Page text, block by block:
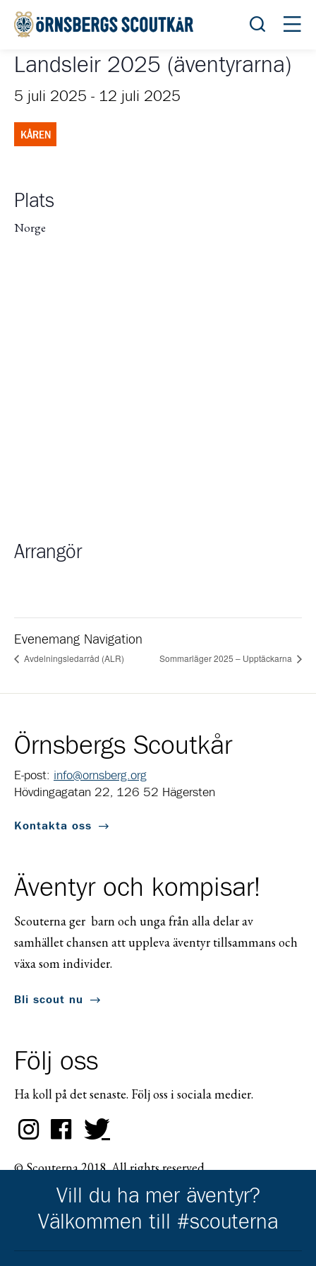
Öppna
Landsleir 2025 (äventyrarna)
5 juli 2025 - 12 juli 2025
KÅREN
Plats
Norge
Arrangör
Evenemang Navigation
Avdelningsledarråd (ALR) Sommarläger 2025 – Upptäckarna
Örnsbergs Scoutkår
E-post: info@ornsberg.org
Hövdingagatan 22, 126 52 Hägersten
Kontakta oss
Äventyr och kompisar!
Scouterna ger barn och unga från alla delar av
samhället chansen att uppleva äventyr tillsammans och
växa som individer.
Bli scout nu
Följ oss
Ha koll på det senaste. Följ oss i sociala medier.
© Scouterna 2018. All rights reserved.
Vill du ha mer äventyr?
Välkommen till #scouterna